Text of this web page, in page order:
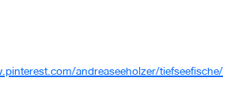
andreaseeholzer/tiefseefische/